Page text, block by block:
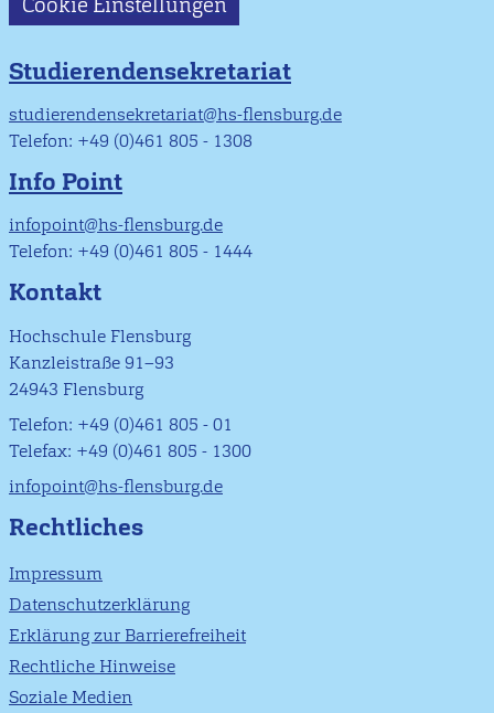
Studierendensekretariat
studierendensekretariat@hs-flensburg.de
Telefon: +49 (0)461 805 - 1308
Info Point
infopoint@hs-flensburg.de
Telefon: +49 (0)461 805 - 1444
Kontakt
Hochschule Flensburg
Kanzleistraße 91–93
24943 Flensburg
Telefon: +49 (0)461 805 - 01
Telefax: +49 (0)461 805 - 1300
infopoint@hs-flensburg.de
Rechtliches
Impressum
Datenschutzerklärung
Erklärung zur Barrierefreiheit
Rechtliche Hinweise
Soziale Medien